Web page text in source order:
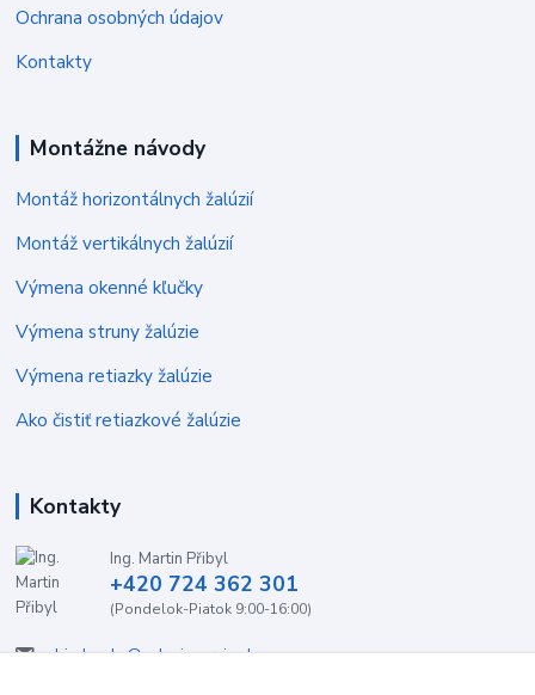
Ochrana osobných údajov
Kontakty
Montážne návody
Montáž horizontálnych žalúzií
Montáž vertikálnych žalúzií
Výmena okenné kľučky
Výmena struny žalúzie
Výmena retiazky žalúzie
Ako čistiť retiazkové žalúzie
Kontakty
Ing. Martin Přibyl
+420 724 362 301
(Pondelok-Piatok 9:00-16:00)
objednavky@zaluzieservis.sk